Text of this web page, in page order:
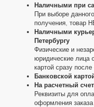
Наличными при
При выборе
получения, товар
Наличными
Петербургу
Физические и
юридические лица
картой сразу
Банковской
На расчетный счет
Реквизиты для
оформления заказа